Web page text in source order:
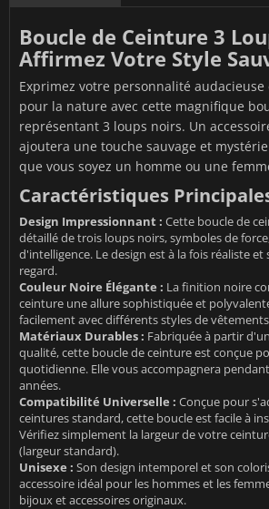
Boucle de Ceinture 3
Affirmez Votre Style
Exprimez votre personnalité
pour la nature avec cette magnifique
représentant 3 loups noirs. Un
ajoutera une touche sauvage et
que vous soyez un homme ou une
Caractéristiques
Design Impressionnant : Cette boucle de
détaillé de trois loups noirs, symboles de
d'intelligence. Le design est à la fois réaliste
regard.
Couleur Noire Élégante : La finition noire
ceinture une allure sophistiquée et
facilement avec différents styles de
Matériaux Durables : Fabriquée à partir
qualité, cette boucle de ceinture est conçue
quotidienne. Elle vous accompagnera
années.
Compatibilité Universelle : Conçue pour
ceintures standard, cette boucle est facile à
Vérifiez simplement la largeur de votre
(largeur standard).
Unisexe : Son design intemporel et son
accessoire idéal pour les hommes et les
bijoux et accessoires originaux.